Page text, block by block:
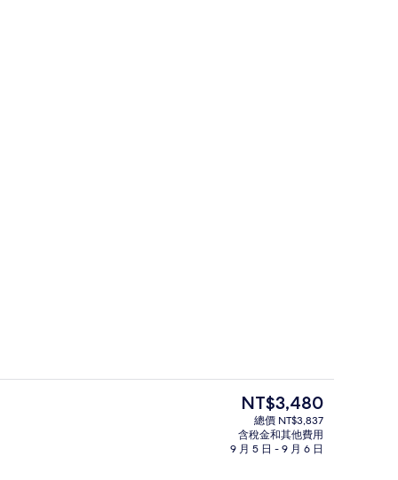
目
的
價
NT$3,480
總價 NT$3,837
含稅金和其他費用
9 月 5 日 - 9 月 6 日